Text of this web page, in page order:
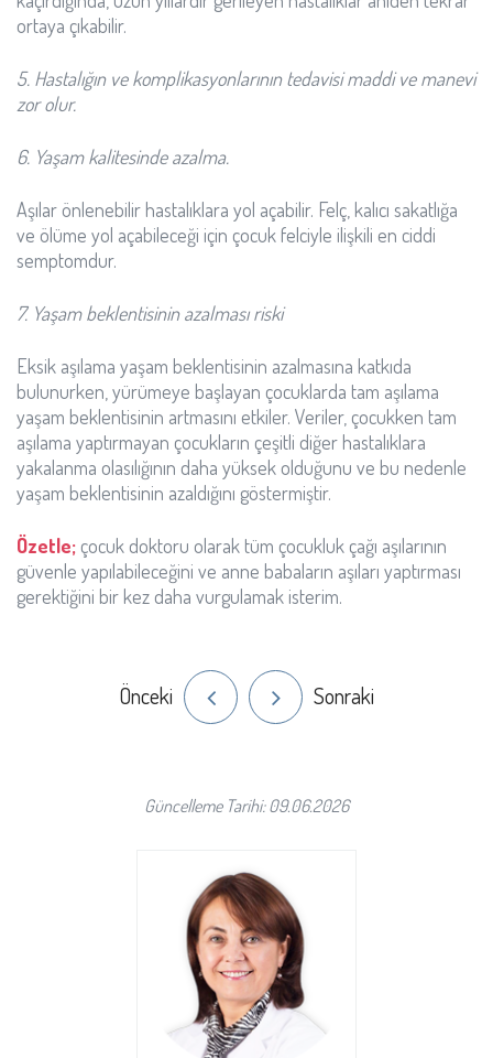
ortaya çıkabilir.
5. Hastalığın ve komplikasyonlarının tedavisi maddi ve manevi
zor olur.
6. Yaşam kalitesinde azalma.
Aşılar önlenebilir hastalıklara yol açabilir. Felç, kalıcı sakatlığa
ve ölüme yol açabileceği için çocuk felciyle ilişkili en ciddi
semptomdur.
7. Yaşam beklentisinin azalması riski
Eksik aşılama yaşam beklentisinin azalmasına katkıda
bulunurken, yürümeye başlayan çocuklarda tam aşılama
yaşam beklentisinin artmasını etkiler. Veriler, çocukken tam
aşılama yaptırmayan çocukların çeşitli diğer hastalıklara
yakalanma olasılığının daha yüksek olduğunu ve bu nedenle
yaşam beklentisinin azaldığını göstermiştir.
Özetle; çocuk doktoru olarak tüm çocukluk çağı aşılarının
güvenle yapılabileceğini ve anne babaların aşıları yaptırması
gerektiğini bir kez daha vurgulamak isterim.
Önceki Sonraki
Güncelleme Tarihi: 09.06.2026